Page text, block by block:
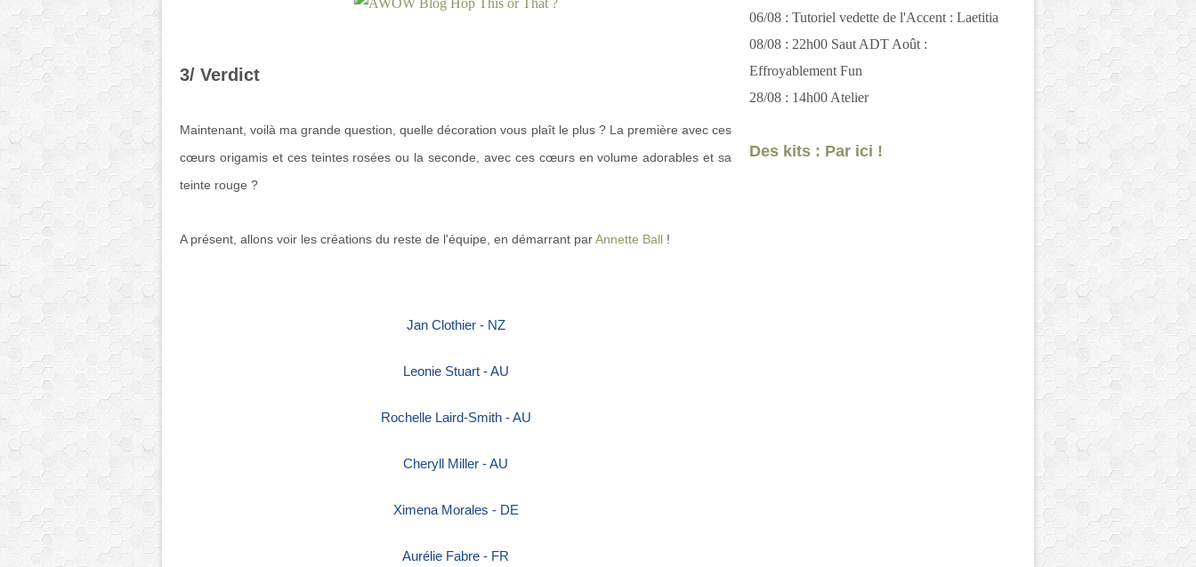
3/ Verdict
Maintenant, voilà ma grande question, quelle décoration vous plaît le plus ? La première avec ces
cœurs origamis et ces teintes rosées ou la seconde, avec ces cœurs en volume adorables et sa
teinte rouge ?
A présent, allons voir les créations du reste de l'équipe, en démarrant parAnnette Ball !
Jan Clothier - NZ
Leonie Stuart - AU
Rochelle Laird-Smith - AU
Cheryll Miller - AU
Ximena Morales - DE
Aurélie Fabre - FR
06/08 : Tutoriel vedette de l'Accent : Laetitia
08/08 : 22h00 Saut ADT Août :
Effroyablement Fun
28/08 : 14h00 Atelier
Des kits : Par ici !